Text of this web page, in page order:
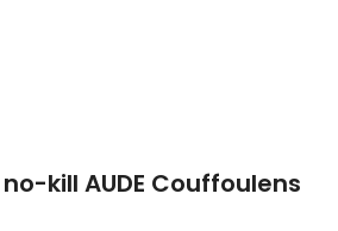
kill AUDE Couffoulens